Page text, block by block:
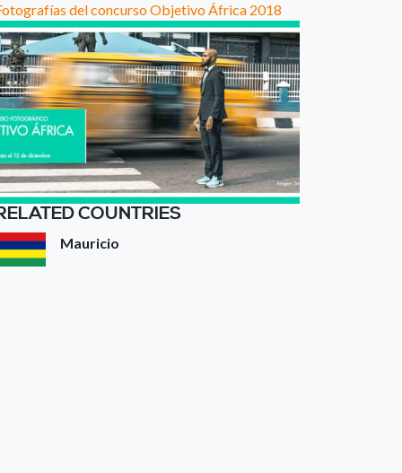
del concurso Objetivo África 2018
COUNTRIES
Mauricio